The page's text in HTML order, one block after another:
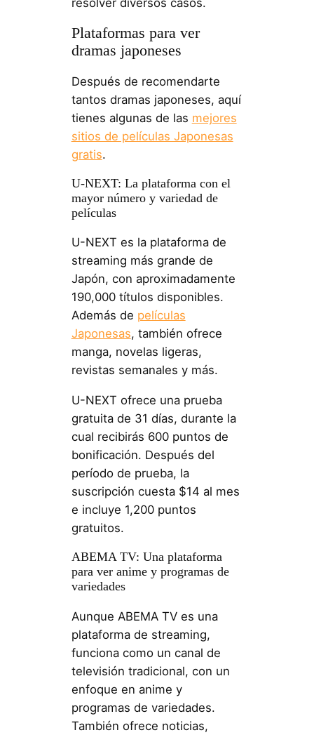
Plataformas para ver
dramas japoneses
Después de recomendarte
tantos dramas japoneses, aquí
tienes algunas de las mejores
sitios de películas Japonesas
gratis.
U-NEXT: La plataforma con el
mayor número y variedad de
películas
U-NEXT es la plataforma de
streaming más grande de
Japón, con aproximadamente
190,000 títulos disponibles.
Además de películas
Japonesas, también ofrece
manga, novelas ligeras,
revistas semanales y más.
U-NEXT ofrece una prueba
gratuita de 31 días, durante la
cual recibirás 600 puntos de
bonificación. Después del
período de prueba, la
suscripción cuesta $14 al mes
e incluye 1,200 puntos
gratuitos.
ABEMA TV: Una plataforma
para ver anime y programas de
variedades
Aunque ABEMA TV es una
plataforma de streaming,
funciona como un canal de
televisión tradicional, con un
enfoque en anime y
programas de variedades.
También ofrece noticias,